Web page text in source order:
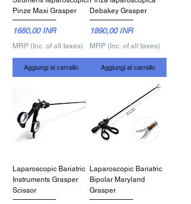
Pinze Maxi Grasper
Prezzo
1680,00 INR
MRP (Inc. of all taxes)
Aggiungi al carrello
Debakey Grasper
Prezzo
1890,00 INR
MRP (Inc. of all taxes)
Aggiungi al carrello
Laparoscopic Bariatric
Instruments Grasper
Scissor
Laparoscopic Bariatric
Bipolar Maryland
Grasper